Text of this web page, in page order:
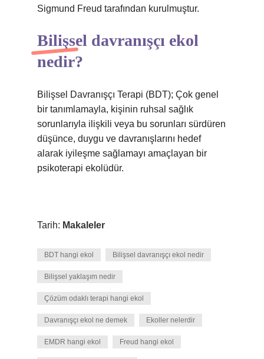
Sigmund Freud tarafından kurulmuştur.
Bilişsel davranışçı ekol
nedir?
Bilişsel Davranışçı Terapi (BDT); Çok genel
bir tanımlamayla, kişinin ruhsal sağlık
sorunlarıyla ilişkili veya bu sorunları sürdüren
düşünce, duygu ve davranışlarını hedef
alarak iyileşme sağlamayı amaçlayan bir
psikoterapi ekolüdür.
Tarih: Makaleler
BDT hangi ekol Bilişsel davranışçı ekol nedir
Bilişsel yaklaşım nedir
Çözüm odaklı terapi hangi ekol
Davranışçı ekol ne demek Ekoller nelerdir
EMDR hangi ekol Freud hangi ekol